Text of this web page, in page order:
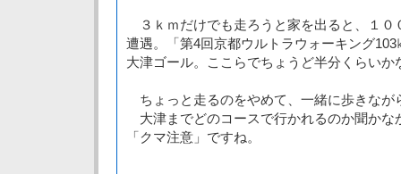
３ｋｍだけでも走ろうと家を出ると、１０
遭遇。「第4回京都ウルトラウォーキング
大津ゴール。ここらでちょうど半分くらいか
ちょっと走るのをやめて、一緒に歩きなが
大津までどのコースで行かれるのか聞かな
「クマ注意」ですね。